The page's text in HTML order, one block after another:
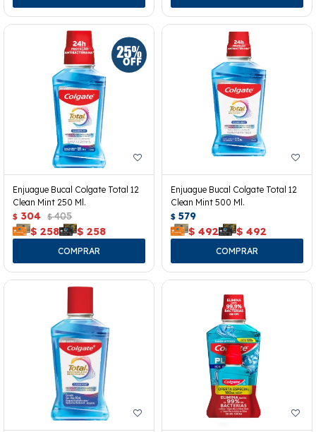
Enjuague Bucal Colgate Total 12
Clean Mint 250 Ml.
$ 304 $ 405
$ 258 $ 258
Enjuague Bucal Colgate Total 12
Clean Mint 500 Ml.
$ 579
$ 492 $ 492